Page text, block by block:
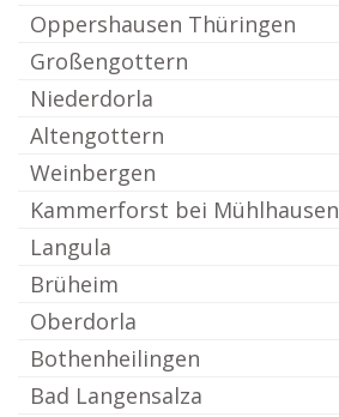
Oppershausen Thüringen
Großengottern
Niederdorla
Altengottern
Weinbergen
Kammerforst bei Mühlhausen
Langula
Brüheim
Oberdorla
Bothenheilingen
Bad Langensalza